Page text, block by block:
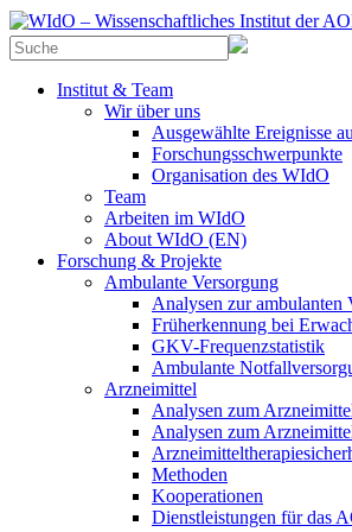
Institut & Team
Wir über uns
Ausgewählte Ereignisse
Forschungsschwerpunkte
Organisation des WIdO
Team
Arbeiten im WIdO
About WIdO (EN)
Forschung & Projekte
Ambulante Versorgung
Analysen zur ambulanten
Früherkennung bei
GKV-Frequenzstatistik
Ambulante
Arzneimittel
Analysen zum
Analysen zum
Methoden
Kooperationen
Dienstleistungen für das